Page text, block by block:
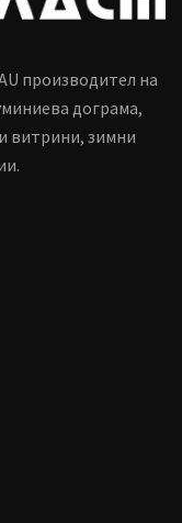
производител на
дограма,
витрини, зимни